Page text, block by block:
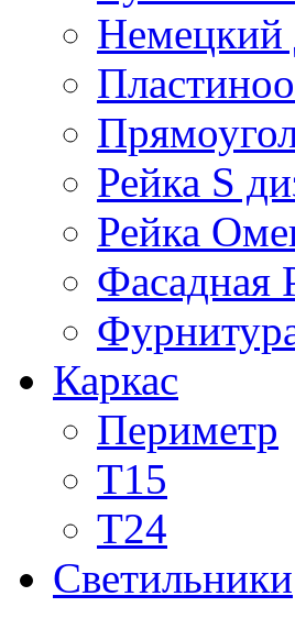
Немецкий
Рейка S
Рейка
Фасадная
Каркас
Периметр
Т15
Т24
Светильники